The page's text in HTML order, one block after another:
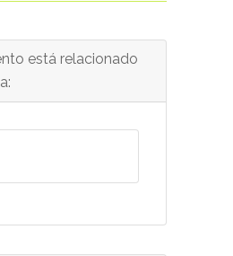
está relacionado